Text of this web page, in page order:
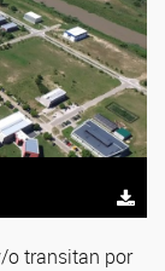
o transitan por